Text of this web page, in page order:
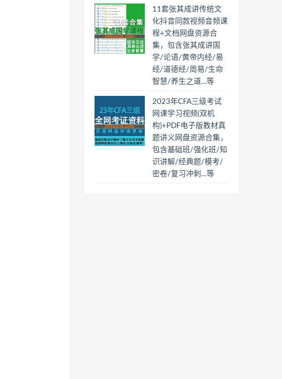
11套张其成讲传统文
化抖音同款视频音频课
程+文档网盘资源合
集，包含张其成讲国
学/论语/黄帝内经/易
经/道德经/周易/生命
智慧/养生之道…等
2023年CFA三级考试
网课学习视频(双机
构)+PDF电子版教材真
题讲义网盘资源合集，
包含基础班/强化班/知
识讲解/经典题/模考/
密卷/复习冲刺…等